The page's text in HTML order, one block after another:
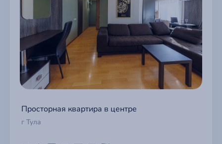
Просторная квартира в центре
г Тула